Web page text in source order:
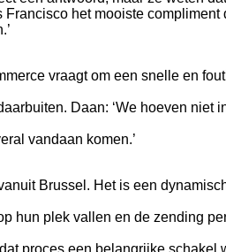
het mooiste compliment
vraagt om een snelle en
Daan: ‘We hoeven niet
vandaan komen.’
Brussel. Het is een
hun plek vallen en de zending
proces een belangrijke schakel